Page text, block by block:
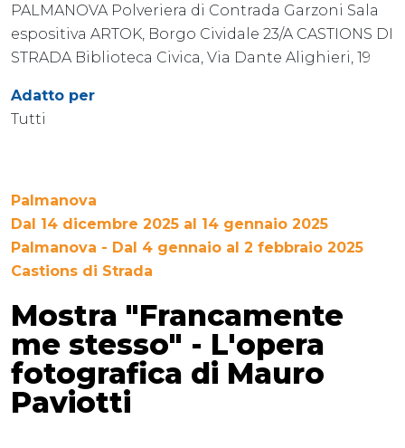
PALMANOVA Polveriera di Contrada Garzoni Sala
espositiva ARTOK, Borgo Cividale 23/A CASTIONS DI
STRADA Biblioteca Civica, Via Dante Alighieri, 19
Adatto per
Tutti
Palmanova
Dal 14 dicembre 2025 al 14 gennaio 2025
Palmanova - Dal 4 gennaio al 2 febbraio 2025
Castions di Strada
Mostra "Francamente
me stesso" - L'opera
fotografica di Mauro
Paviotti